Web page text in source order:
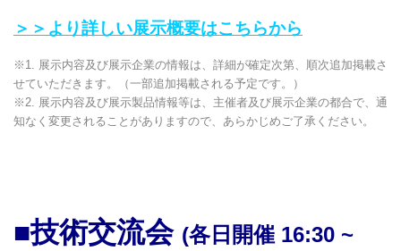
＞＞より詳しい展示概要はこちらから
※1. 展示内容及び展示企業の情報は、詳細が確定次第、順次追加掲載さ
せていただきます。（一部追加掲載される予定です。）
※2. 展示内容及び展示製品情報等は、主催者及び展示企業の都合で、通
知なく変更されることがありますので、あらかじめご了承ください。
■技術交流会 (各日開催 16:30 ~